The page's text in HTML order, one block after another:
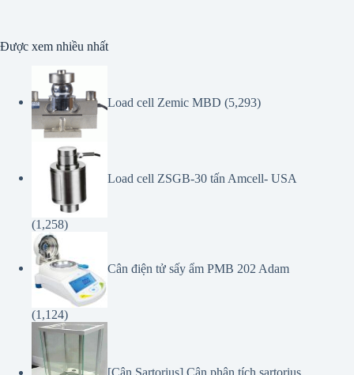
Được xem nhiều nhất
Load cell Zemic MBD (5,293)
Load cell ZSGB-30 tấn Amcell- USA
(1,258)
Cân điện tử sấy ẩm PMB 202 Adam
(1,124)
[Cân Sartorius] Cân phân tích sartorius